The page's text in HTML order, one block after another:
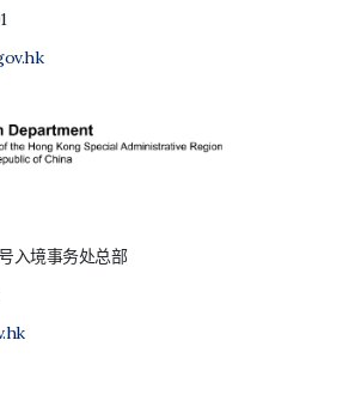
入境事务处总部